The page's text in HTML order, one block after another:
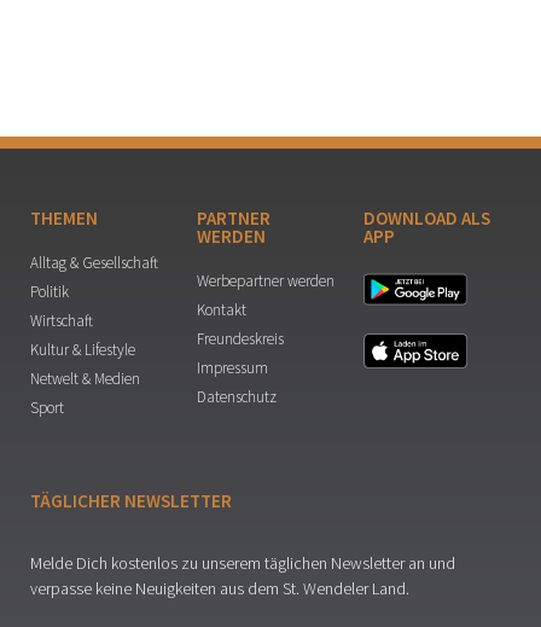
THEMEN
Alltag & Gesellschaft
Politik
Wirtschaft
Kultur & Lifestyle
Netwelt & Medien
Sport
PARTNER
WERDEN
Werbepartner werden
Kontakt
Freundeskreis
Impressum
Datenschutz
DOWNLOAD ALS
APP
TÄGLICHER NEWSLETTER
Melde Dich kostenlos zu unserem täglichen Newsletter an und
verpasse keine Neuigkeiten aus dem St. Wendeler Land.